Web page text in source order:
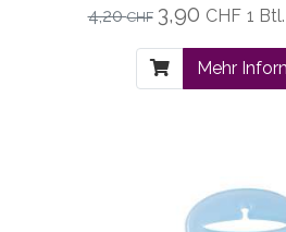
4,20CHF 3,90 CHF 1
Mehr